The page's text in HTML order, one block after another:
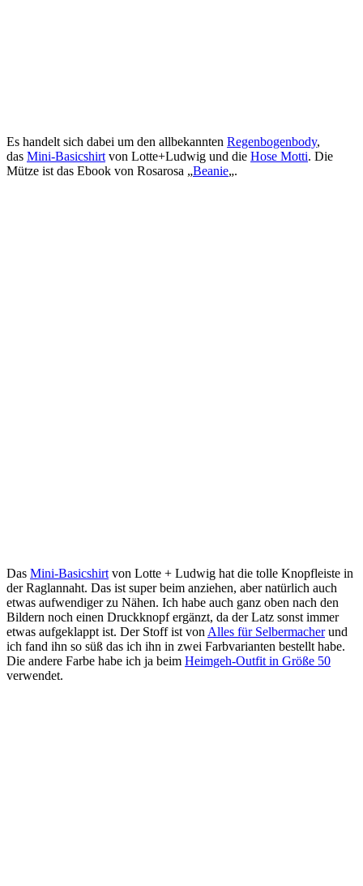
Es handelt sich dabei um den allbekannten Regenbogenbody,
das Mini-Basicshirt von Lotte+Ludwig und die Hose Motti. Die
Mütze ist das Ebook von Rosarosa „Beanie„.
Das Mini-Basicshirt von Lotte + Ludwig hat die tolle Knopfleiste in
der Raglannaht. Das ist super beim anziehen, aber natürlich auch
etwas aufwendiger zu Nähen. Ich habe auch ganz oben nach den
Bildern noch einen Druckknopf ergänzt, da der Latz sonst immer
etwas aufgeklappt ist. Der Stoff ist von Alles für Selbermacherund
ich fand ihn so süß das ich ihn in zwei Farbvarianten bestellt habe.
Die andere Farbe habe ich ja beim Heimgeh-Outfit in Größe 50
verwendet.